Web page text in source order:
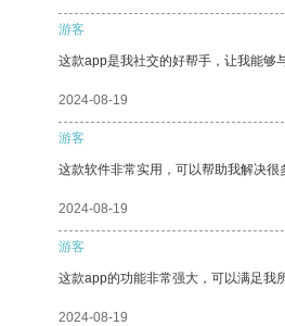
游客
这款app是我社交的好帮手，让我能够
2024-08-19
游客
这款软件非常实用，可以帮助我解决很
2024-08-19
游客
这款app的功能非常强大，可以满足我
2024-08-19